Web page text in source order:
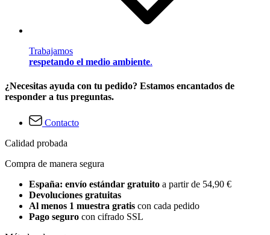
Trabajamos
respetando el medio ambiente.
¿Necesitas ayuda con tu pedido? Estamos encantados de
responder a tus preguntas.
Contacto
Calidad probada
Compra de manera segura
España: envío estándar gratuito a partir de 54,90 €
Devoluciones gratuitas
Al menos 1 muestra gratis con cada pedido
Pago seguro con cifrado SSL